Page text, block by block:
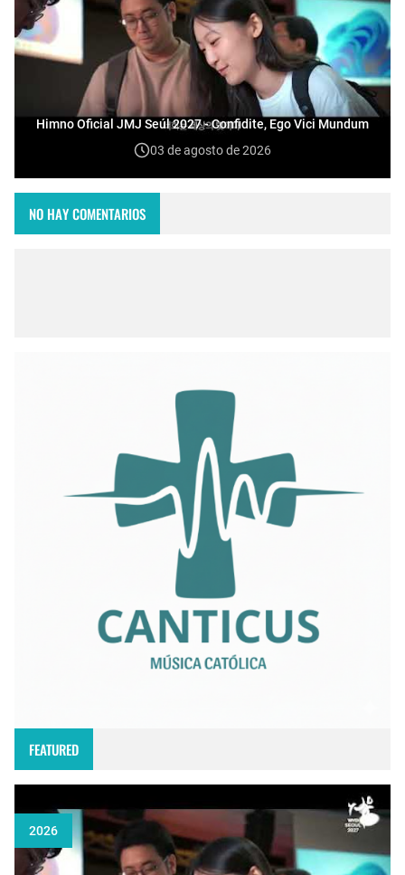
Himno Oficial JMJ Seúl 2027 - Confidite, Ego Vici Mundum
03 de agosto de 2026
NO HAY COMENTARIOS
FEATURED
2026